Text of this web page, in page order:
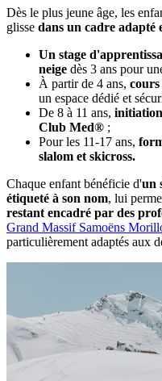
Dès le plus jeune âge, les
glisse dans un cadre adapté
Un stage
neige dès 3 ans pour
À partir de 4 ans,
un espace dédié et
De 8 à 11 ans,
Club Med® ;
Pour les 11-17 ans,
slalom et skicross.
Chaque enfant bénéficie d'un
étiqueté à son nom, lui
restant encadré par des
Grand Massif Samoëns
particulièrement adaptés aux